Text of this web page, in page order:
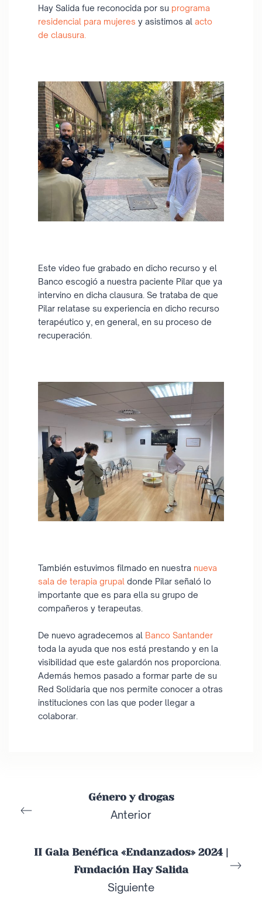
Hay Salida fue reconocida por su programa
residencial para mujeres y asistimos al acto
de clausura.
Este video fue grabado en dicho recurso y el
Banco escogió a nuestra paciente Pilar que ya
intervino en dicha clausura. Se trataba de que
Pilar relatase su experiencia en dicho recurso
terapéutico y, en general, en su proceso de
recuperación.
También estuvimos filmado en nuestra nueva
sala de terapia grupal donde Pilar señaló lo
importante que es para ella su grupo de
compañeros y terapeutas.
De nuevo agradecemos al Banco Santander
toda la ayuda que nos está prestando y en la
visibilidad que este galardón nos proporciona.
Además hemos pasado a formar parte de su
Red Solidaria que nos permite conocer a otras
instituciones con las que poder llegar a
colaborar.
Género y drogas
Anterior
II Gala Benéfica «Endanzados» 2024 |
Fundación Hay Salida
Siguiente